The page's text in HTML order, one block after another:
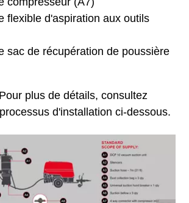
flexible d'aspiration aux outils
sac de récupération de poussière
plus de détails, consultez
d'installation ci-dessous.